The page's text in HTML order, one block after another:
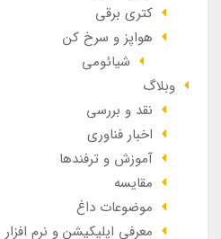
کتری برقی
هواپز و سرخ کن
شیائومی
وبلاگ
نقد و بررسی
اخبار فناوری
آموزش و ترفندها
مقایسه
موضوعات داغ
معرفی اپلیکیشن و نرم افزار